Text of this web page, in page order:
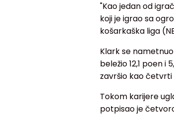
"Kao jedan od
koji je igrao sa
košarkaška liga
Klark se
beležio 12,1 poen
završio kao četvrti
Tokom karijere
potpisao je